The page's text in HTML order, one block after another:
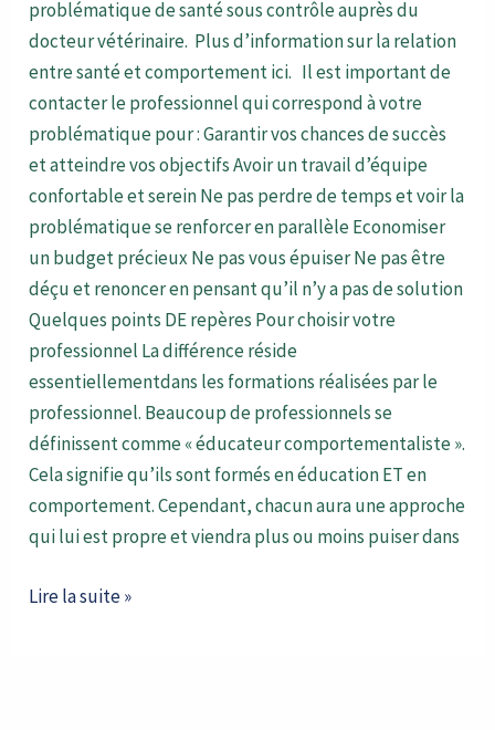
problématique de santé sous contrôle auprès du
docteur vétérinaire. Plus d’information sur la relation
entre santé et comportement ici. Il est important de
contacter le professionnel qui correspond à votre
problématique pour : Garantir vos chances de succès
et atteindre vos objectifs Avoir un travail d’équipe
confortable et serein Ne pas perdre de temps et voir la
problématique se renforcer en parallèle Economiser
un budget précieux Ne pas vous épuiser Ne pas être
déçu et renoncer en pensant qu’il n’y a pas de solution
Quelques points DE repères Pour choisir votre
professionnel La différence réside
essentiellementdans les formations réalisées par le
professionnel. Beaucoup de professionnels se
définissent comme « éducateur comportementaliste ».
Cela signifie qu’ils sont formés en éducation ET en
comportement. Cependant, chacun aura une approche
qui lui est propre et viendra plus ou moins puiser dans
Lire la suite »